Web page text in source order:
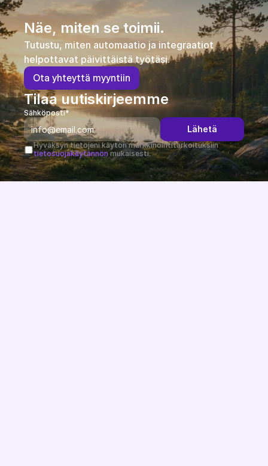
Näe, miten se toimii.
Tutustu, miten automaatio ja integraatiot
helpottavat päivittäistä työtäsi.
Ota yhteyttä myyntiin
Tilaa uutiskirjeemme
Sähköposti*
Lähetä
Hyväksyn tietojeni käytön markkinointitarkoituksiin
tietosuojakäytännön mukaisesti.